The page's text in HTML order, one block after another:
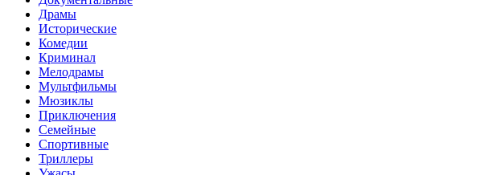
Драмы
Исторические
Комедии
Криминал
Мелодрамы
Мультфильмы
Мюзиклы
Приключения
Семейные
Спортивные
Триллеры